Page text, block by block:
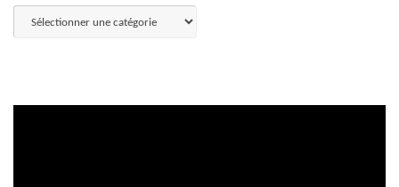
Catégories